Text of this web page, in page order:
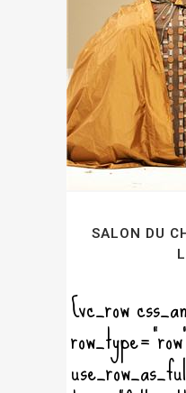
SALON DU
[vc_row
row_type="row"